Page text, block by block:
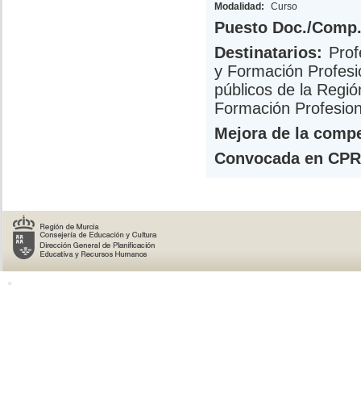
Modalidad: Curso
Puesto Doc./
Destinatarios:
y Formación
públicos de la
Formación
Mejora de la
Convocada en
o